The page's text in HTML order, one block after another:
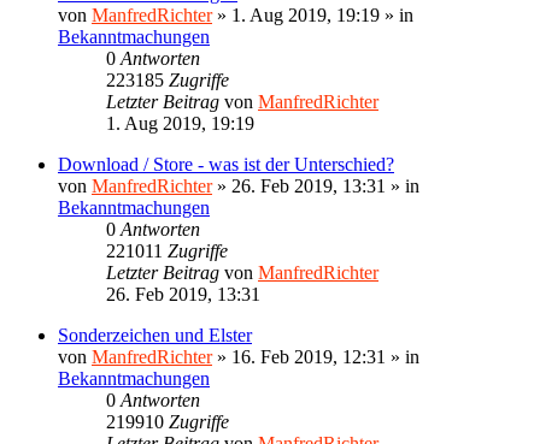
von ManfredRichter» 1. Aug 2019, 19:19 » in
Bekanntmachungen
0 Antworten
223185 Zugriffe
Letzter Beitrag von ManfredRichter
1. Aug 2019, 19:19
Download / Store - was ist der Unterschied?
von ManfredRichter» 26. Feb 2019, 13:31 » in
Bekanntmachungen
0 Antworten
221011 Zugriffe
Letzter Beitrag von ManfredRichter
26. Feb 2019, 13:31
Sonderzeichen und Elster
von ManfredRichter» 16. Feb 2019, 12:31 » in
Bekanntmachungen
0 Antworten
219910 Zugriffe